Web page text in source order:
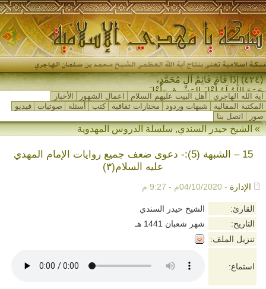
(٤٢٤) إِذَا قَامَ قَائِمُ آلِ مُحَمَّدٍ،
جَمَعَ اللهُ لَهُ أَهْلَ المَشْرِقِ وَأَهْلَ
المَغْرِبِ…
آية الله الهاجري أهل البيت عليهم السلام اعمال الشهور
الأخبار
المكتبة المقالية
شبهات وردود مختارات ثقافية كتب أسئلة صوتيات
فيديو
صور
اتصل بنا
»الشيخ حيدر السندي,سلسلة الدروس المهدوية
15 – الشبهة (5):- دعوى ضعف جميع روايات الإمام المهدي
عليه السلام(٣)
الإدارة - 04/10/2020م - 9:27 م
القارئ:
الشيخ حيدر السندي
التاريخ:
شهر شعبان 1441 هـ
تنزيل الملف:
استماع: